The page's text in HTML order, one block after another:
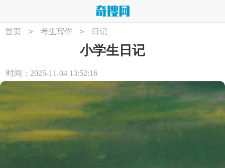
首页 > 考生写作 > 日记
小学生日记
时间：2025-11-04 13:52:16